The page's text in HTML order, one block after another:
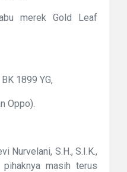
merek Gold Leaf
1899 YG,
Oppo).
Nurvelani, S.H., S.I.K.,
pihaknya masih terus